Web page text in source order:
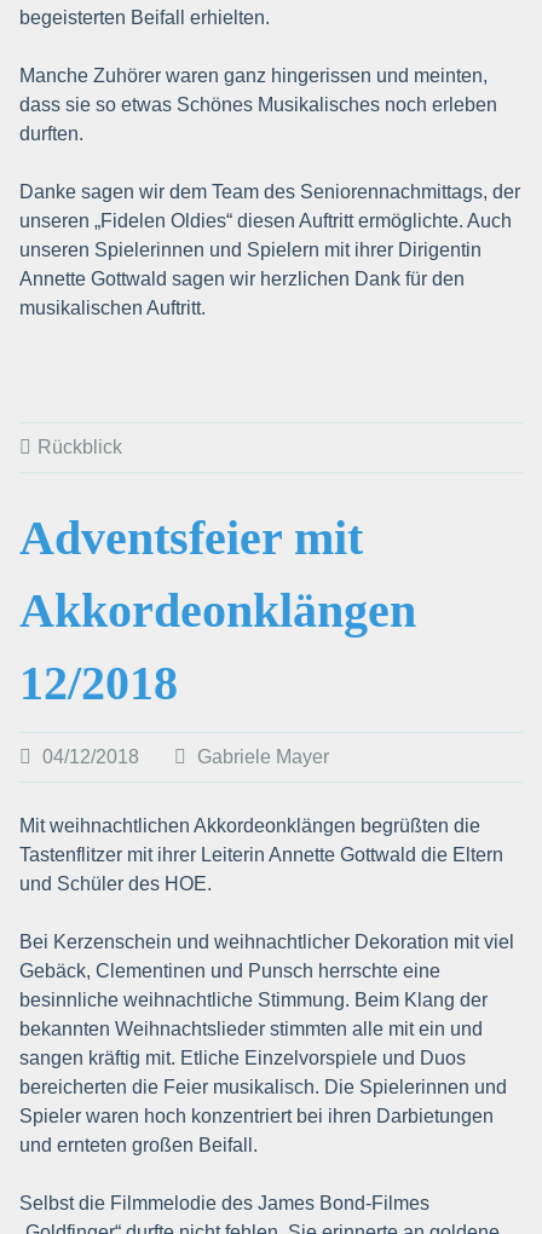
begeisterten Beifall erhielten.
Manche Zuhörer waren ganz hingerissen und meinten,
dass sie so etwas Schönes Musikalisches noch erleben
durften.
Danke sagen wir dem Team des Seniorennachmittags, der
unseren „Fidelen Oldies“ diesen Auftritt ermöglichte. Auch
unseren Spielerinnen und Spielern mit ihrer Dirigentin
Annette Gottwald sagen wir herzlichen Dank für den
musikalischen Auftritt.
Rückblick
Adventsfeier mit
Akkordeonklängen
12/2018
04/12/2018 Gabriele Mayer
Mit weihnachtlichen Akkordeonklängen begrüßten die
Tastenflitzer mit ihrer Leiterin Annette Gottwald die Eltern
und Schüler des HOE.
Bei Kerzenschein und weihnachtlicher Dekoration mit viel
Gebäck, Clementinen und Punsch herrschte eine
besinnliche weihnachtliche Stimmung. Beim Klang der
bekannten Weihnachtslieder stimmten alle mit ein und
sangen kräftig mit. Etliche Einzelvorspiele und Duos
bereicherten die Feier musikalisch. Die Spielerinnen und
Spieler waren hoch konzentriert bei ihren Darbietungen
und ernteten großen Beifall.
Selbst die Filmmelodie des James Bond-Filmes